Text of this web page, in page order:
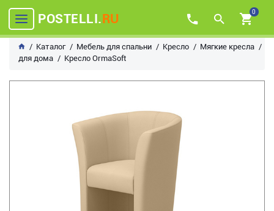
POSTELLI.RU 0
Каталог Мебель для спальни Кресло
Мягкие кресла
для дома
Кресло OrmaSoft